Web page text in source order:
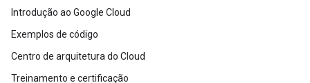
Introdução ao Google Cloud
Exemplos de código
Centro de arquitetura do Cloud
Treinamento e certificação